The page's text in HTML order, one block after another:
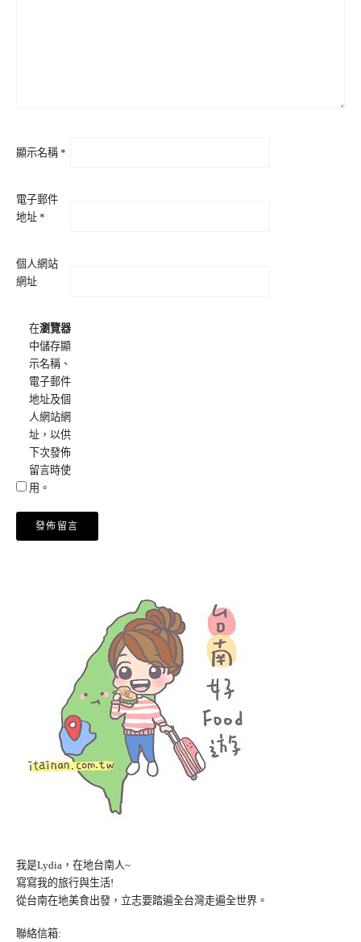
顯示名稱 *
電子郵件
地址 *
個人網站
網址
在瀏覽器
中儲存顯
示名稱、
電子郵件
地址及個
人網站網
址，以供
下次發佈
留言時使
用。
我是Lydia，在地台南人~
寫寫我的旅行與生活!
從台南在地美食出發，立志要踏遍全台灣走遍全世界。
聯絡信箱: